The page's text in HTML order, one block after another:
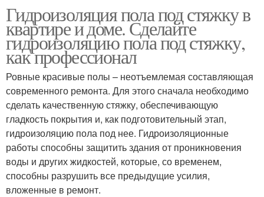
Гидроизоляция пола под стяжку в
квартире и доме. Сделайте
гидроизоляцию пола под стяжку,
как профессионал
Ровные красивые полы – неотъемлемая составляющая
современного ремонта. Для этого сначала необходимо
сделать качественную стяжку, обеспечивающую
гладкость покрытия и, как подготовительный этап,
гидроизоляцию пола под нее. Гидроизоляционные
работы способны защитить здания от проникновения
воды и других жидкостей, которые, со временем,
способны разрушить все предыдущие усилия,
вложенные в ремонт.